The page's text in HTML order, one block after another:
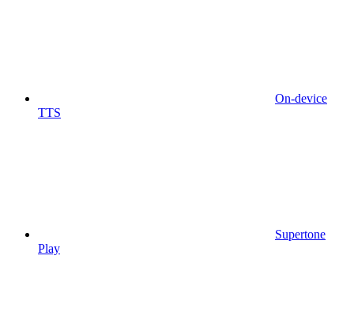
On-device
TTS
Supertone
Play